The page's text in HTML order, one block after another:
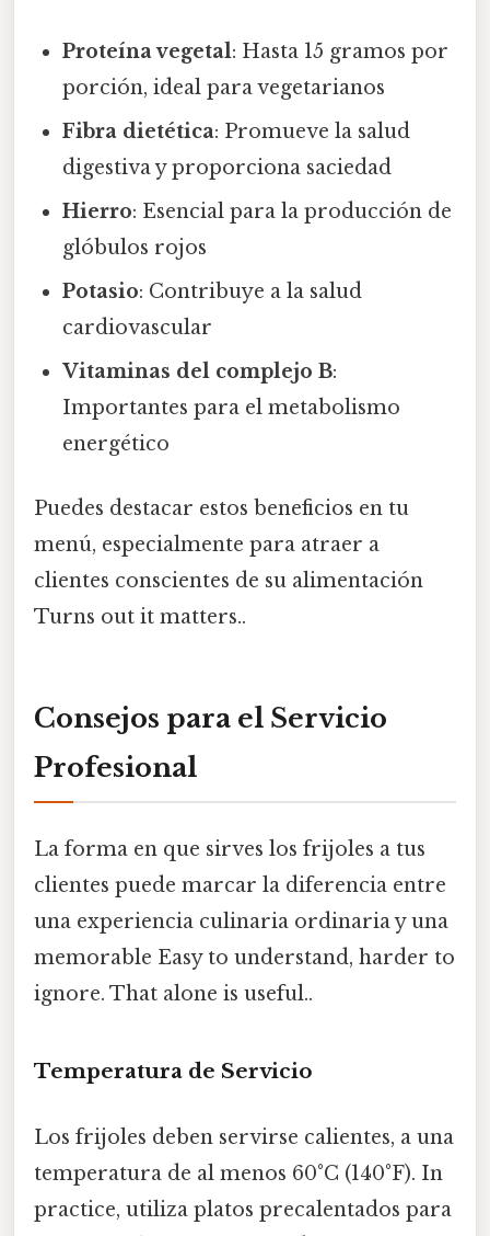
Proteína vegetal: Hasta 15 gramos por
porción, ideal para vegetarianos
Fibra dietética: Promueve la salud
digestiva y proporciona saciedad
Hierro: Esencial para la producción de
glóbulos rojos
Potasio: Contribuye a la salud
cardiovascular
Vitaminas del complejo B:
Importantes para el metabolismo
energético
Puedes destacar estos beneficios en tu
menú, especialmente para atraer a
clientes conscientes de su alimentación
Turns out it matters..
Consejos para el Servicio
Profesional
La forma en que sirves los frijoles a tus
clientes puede marcar la diferencia entre
una experiencia culinaria ordinaria y una
memorable Easy to understand, harder to
ignore. That alone is useful..
Temperatura de Servicio
Los frijoles deben servirse calientes, a una
temperatura de al menos 60°C (140°F). In
practice, utiliza platos precalentados para